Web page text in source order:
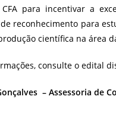
para incentivar a
reconhecimento para
científica na área
consulte o edital
– Assessoria de